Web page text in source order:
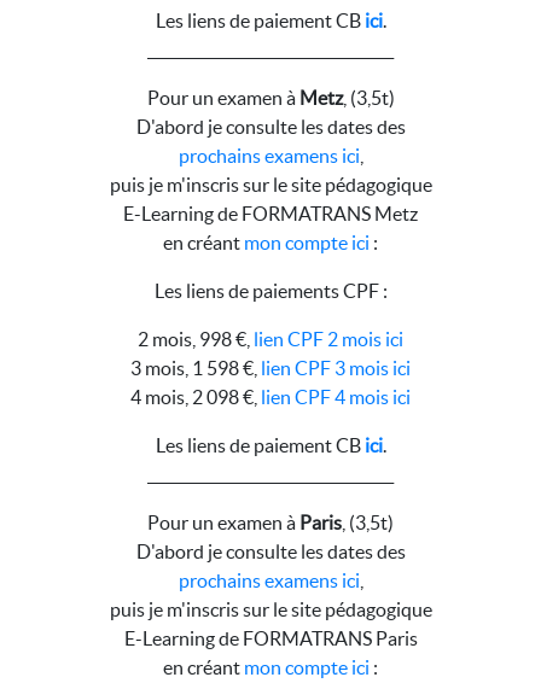
Les liens de paiement CB ici.
Pour un examen à Metz, (3,5t)
D'abord je consulte les dates des
prochains examens ici
puis je m'inscris sur le site pédagogique
E-Learning de FORMATRANS Metz
en créant mon compte ici :
Les liens de paiements CPF :
2 mois, 998 €, lien CPF 2 mois ici
3 mois, 1 598 €, lien CPF 3 mois ici
4 mois, 2 098 €, lien CPF 4 mois ici
Les liens de paiement CB ici.
Pour un examen à Paris , (3,5t)
D'abord je consulte les dates des
prochains examens ici
puis je m'inscris sur le site pédagogique
E-Learning de FORMATRANS Paris
en créant mon compte ici :